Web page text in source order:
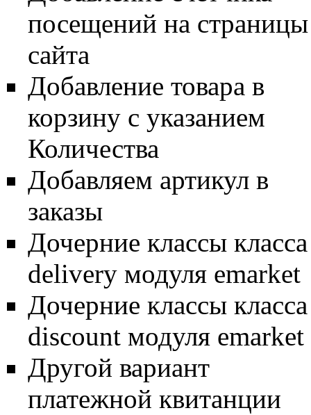
посещений на страницы
сайта
Добавление товара в
корзину с указанием
Количества
Добавляем артикул в
заказы
Дочерние классы класса
delivery модуля emarket
Дочерние классы класса
discount модуля emarket
Другой вариант
платежной квитанции